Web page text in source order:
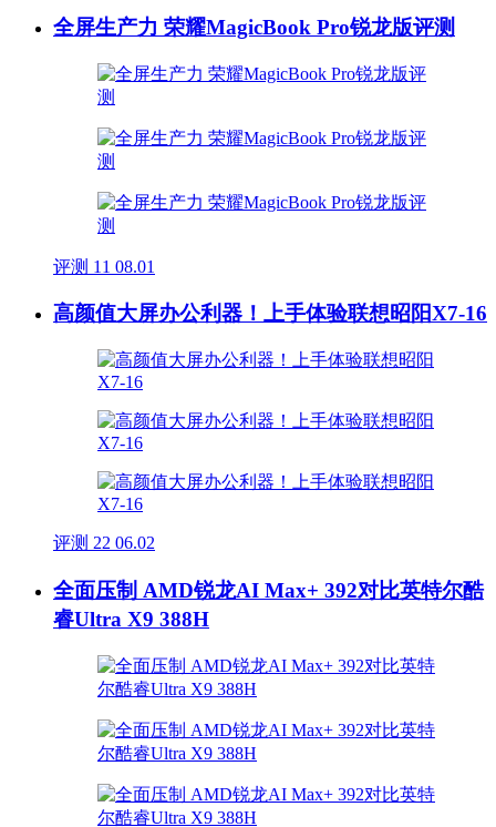
全屏生产力 荣耀MagicBook Pro锐龙版评测
评测 11 08.01
高颜值大屏办公利器！上手体验联想昭阳X7-16
评测 22 06.02
全面压制 AMD锐龙AI Max+ 392对比英特尔酷
睿Ultra X9 388H